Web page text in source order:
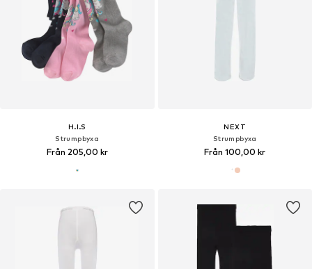
H.I.S
Strumpbyxa
Från 205,00 kr
NEXT
Strumpbyxa
Från 100,00 kr